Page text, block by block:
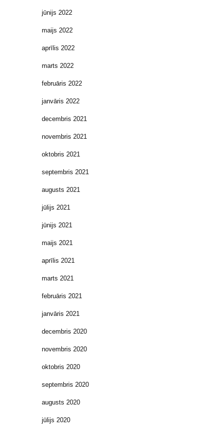
jūnijs 2022
maijs 2022
aprīlis 2022
marts 2022
februāris 2022
janvāris 2022
decembris 2021
novembris 2021
oktobris 2021
septembris 2021
augusts 2021
jūlijs 2021
jūnijs 2021
maijs 2021
aprīlis 2021
marts 2021
februāris 2021
janvāris 2021
decembris 2020
novembris 2020
oktobris 2020
septembris 2020
augusts 2020
jūlijs 2020